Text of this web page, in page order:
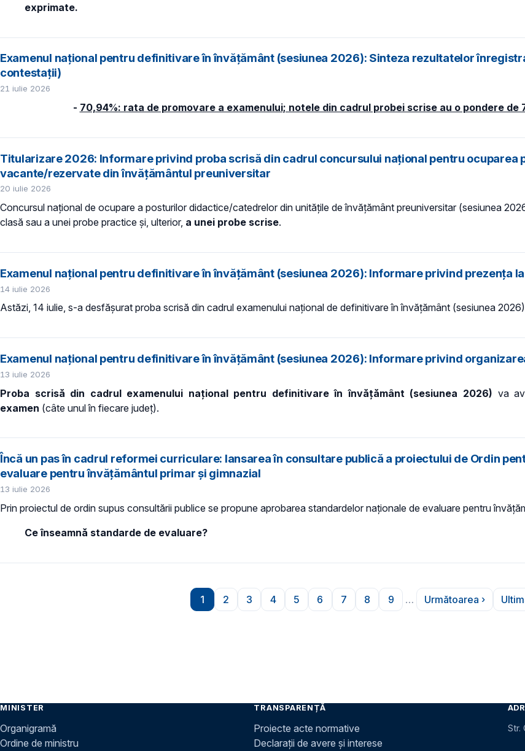
exprimate.
Examenul național pentru definitivare în învățământ (sesiunea 2026): Sinteza rezultatelor
contestații)
21 iulie 2026
- 70,94%: rata de promovare a examenului; notele din cadrul probei scrise au o pondere de
Titularizare 2026: Informare privind proba scrisă din cadrul concursului național pentru
vacante/rezervate din învățământul preuniversitar
20 iulie 2026
Concursul naţional de ocupare a posturilor didactice/catedrelor din unitățile de învăţământ preuniversitar (sesiunea
clasă sau a unei probe practice și, ulterior, a unei probe scrise.
Examenul național pentru definitivare în învățământ (sesiunea 2026): Informare privind prezența
14 iulie 2026
Astăzi, 14 iulie, s-a desfășurat proba scrisă din cadrul examenului național de definitivare în învățământ (sesiunea
Examenul național pentru definitivare în învățământ (sesiunea 2026): Informare privind
13 iulie 2026
Proba scrisă din cadrul examenului național pentru definitivare în învățământ (sesiunea 2026) va
examen (câte unul în fiecare județ).
Încă un pas în cadrul reformei curriculare: lansarea în consultare publică a proiectului de Ordin
evaluare pentru învățământul primar și gimnazial
13 iulie 2026
Prin proiectul de ordin supus consultării publice se propune aprobarea standardelor naționale de evaluare pentru
Ce înseamnă standarde de evaluare?
Pagina
1
Pagina
2
Pagina
3
Pagina
4
Pagina
5
Pagina
6
Pagina
7
Pagina
8
Pagina
9 …
Pagina
Următoarea ›
MINISTER
Organigramă
Ordine de ministru
TRANSPARENȚĂ
Proiecte acte normative
Declarații de avere și interese
Str.